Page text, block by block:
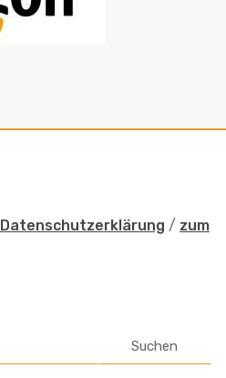
Datenschutzerklärung / zum
Suchen